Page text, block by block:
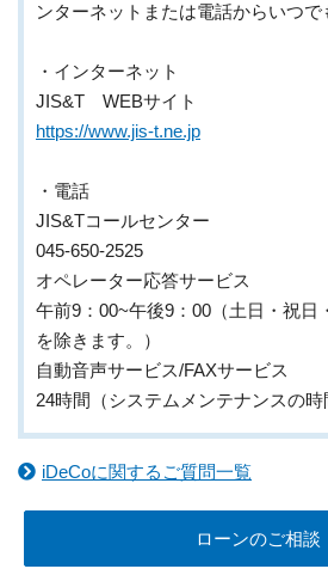
ンターネットまたは電話からいつで
・インターネット
JIS&T WEBサイト
https://www.jis-t.ne.jp
・電話
JIS&Tコールセンター
045-650-2525
オペレーター応答サービス
午前9：00~午後9：00（土日・祝日
を除きます。）
自動音声サービス/FAXサービス
24時間（システムメンテナンスの時
iDeCoに関するご質問一覧
ローンのご相談